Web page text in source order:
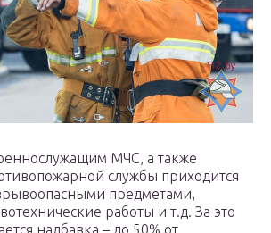
МЧС, а также
службы приходится
предметами,
работы и т.д. За это
надбавка – до 50% от